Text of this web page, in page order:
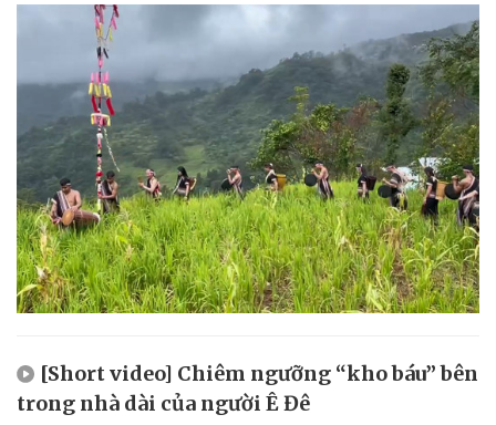
[Short video] Chiêm ngưỡng “kho báu” bên
trong nhà dài của người Ê Đê